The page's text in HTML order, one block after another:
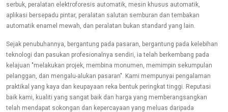
serbuk, peralatan elektroforesis automatik, mesin khusus automatik,
aplikasi bersepadu pintar, peralatan salutan semburan dan tembakan
automatik enamel mewah, dan peralatan bukan standard yang lain.
Sejak penubuhannya, bergantung pada pasaran, bergantung pada kelebihan
teknologi dan pasukan profesionalnya sendiri, ia telah berkembang pada
kelajuan "melakukan projek, membina monumen, memimpin sekumpulan
pelanggan, dan mengalu-alukan pasaran". Kami mempunyai pengalaman
praktikal yang kaya dan keupayaan reka bentuk peringkat tinggi. Reputasi
baik kami, kualiti yang sangat baik dan harga yang memberangsangkan
telah mendapat sokongan dan kepercayaan yang meluas daripada